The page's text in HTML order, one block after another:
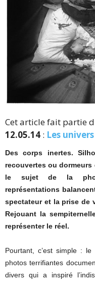
Cet article fait partie
12.05.14 : Les
Des corps inertes.
recouvertes ou
le sujet de la
représentations
spectateur et la prise de
Rejouant la
représenter le réel.
Pourtant, c’est simple :
photos terrifiantes
divers qui a inspiré